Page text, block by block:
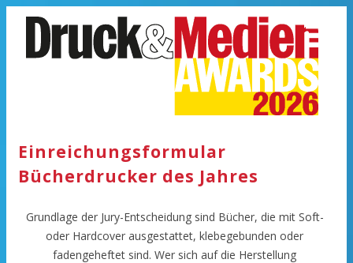
Einreichungsformular
Bücherdrucker des Jahres
Grundlage der Jury-Entscheidung sind Bücher, die mit Soft-
oder Hardcover ausgestattet, klebegebunden oder
fadengeheftet sind. Wer sich auf die Herstellung